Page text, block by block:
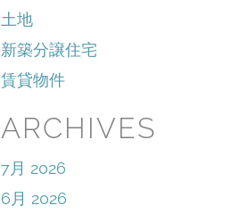
土地
新築分譲住宅
賃貸物件
ARCHIVES
7月 2026
6月 2026